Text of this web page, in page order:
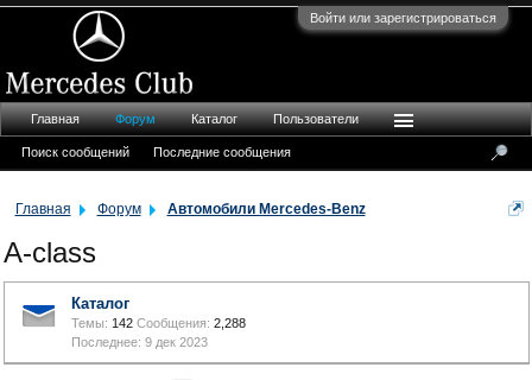
Войти или зарегистрироваться
Главная Форум Автомобили Mercedes-Benz
A-class
Каталог
Темы: 142 Сообщения: 2,288
9 дек 2023
Главная Форум
Поиск сообщений Последние сообщения
Каталог Пользователи